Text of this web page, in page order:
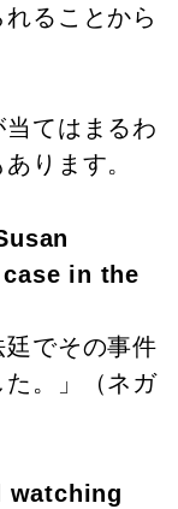
れることから
てはまるわ
ります。
in the
廷でその事件
た。」（ネガ
watching